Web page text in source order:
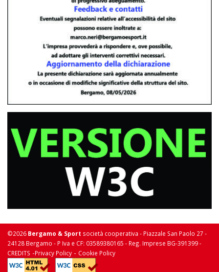
©2026 Bergamo & Sport società cooperativa - Piazzale San Paolo 27 -
24128 Bergamo - P Iva e CF: 03589380165 - Reg. Imprese BG-391399 -
CREDITS -Privacy Policy - Cookie Policy